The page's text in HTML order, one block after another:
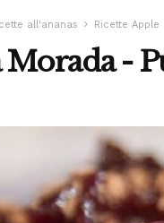
all'ananas Ricette Apple
-